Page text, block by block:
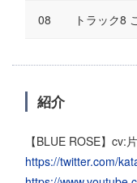
トラック8
紹介
【BLUE ROSE】cv:
https://twitter.com/